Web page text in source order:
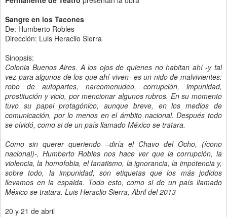
Sangre en los Tacones
De: Humberto Robles
Dirección: Luis Heraclio Sierra
Sinopsis:
Colonia Buenos Aires. A los ojos de quienes no habitan ahí -y tal
vez para algunos de los que ahí viven- es un nido de malvivientes:
robo de autopartes, narcomenudeo, corrupción, impunidad,
prostitución y vicio, por mencionar algunos rubros. En su momento
tuvo su papel protagónico, aunque breve, en los medios de
comunicación, por lo menos en el ámbito nacional. Después todo
se olvidó, como si de un país llamado México se tratara.
Como sin querer queriendo –diría el Chavo del Ocho, (ícono
nacional)-, Humberto Robles nos hace ver que la corrupción, la
violencia, la homofobia, el fanatismo, la ignorancia, la impotencia y,
sobre todo, la impunidad, son etiquetas que los más jodidos
llevamos en la espalda. Todo esto, como si de un país llamado
México se tratara. Luis Heraclio Sierra, Abril del 2013
20 y 21 de abril